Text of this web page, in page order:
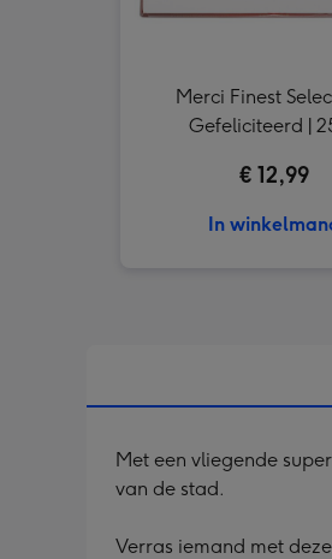
Merci Finest
Gefeliciteerd |
€ 12,99
In
Met een vliegende
van de stad.
Verras iemand met